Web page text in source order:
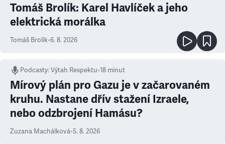
Tomáš Brolík: Karel Havlíček a jeho
elektrická morálka
Tomáš Brolík•6. 8. 2026
Podcasty:Výtah Respektu•18 minut
Mírový plán pro Gazu je v začarovaném
kruhu. Nastane dřív stažení Izraele,
nebo odzbrojení Hamásu?
Zuzana Machálková•5. 8. 2026